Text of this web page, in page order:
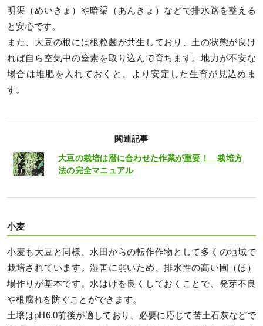
明渠（めいきょ）や暗渠（あんきょ）などで排水路を整える
と安心です。
また、大豆の根には根粒菌が共生しており、土の状態が良け
れば自ら空気中の窒素を取り込んで育ちます。地力が不安な
場合は堆肥を入れておくと、より安定した生育が見込めま
す。
関連記事
大豆の栽培は暦に合わせた作業が重要！ 栽培方
法の完全マニュアル
小麦
小麦も大豆と同様、水田からの転作作物として多くの地域で
栽培されています。湿害に弱いため、排水性の高い圃（ほ）
場作りが基本です。水はけを良くしておくことで、発芽不良
や根腐れを防ぐことができます。
土壌はpH6.0前後が適しており、必要に応じて苦土石灰などで